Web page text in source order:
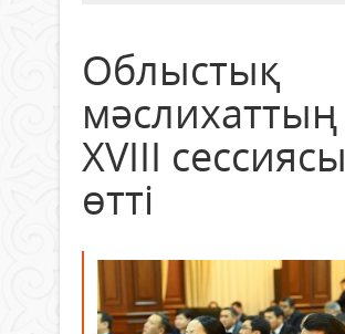
Облыстық
мәслихаттың
XVІІI сессиясы
өтті